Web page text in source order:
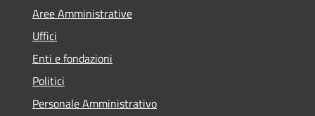
Aree Amministrative
Uffici
Enti e fondazioni
Politici
Personale Amministrativo